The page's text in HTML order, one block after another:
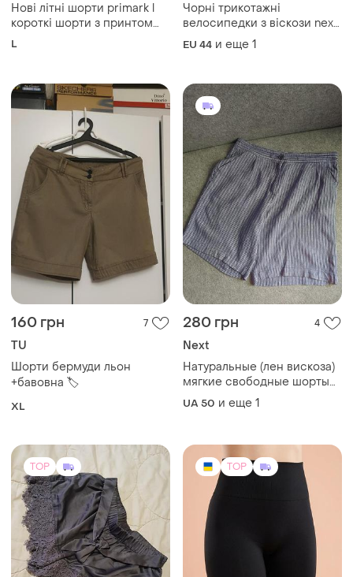
Нові літні шорти primark l
короткі шорти з принтом
жіночі шорти на літо
L
Чорні трикотажні
велосипедки з віскози next
черные трикотажные
велосипедки с вискозы
EU 44 и еще 1
160 грн 7
TU
Шорти бермуди льон
+бавовна 🏷️
XL
280 грн 4
Next
Натуральные (лен вискоза)
мягкие свободные шорты
50-52 размера
UA 50 и еще 1
TOP TOP